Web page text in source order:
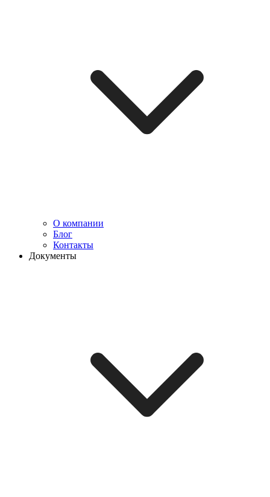
О компании
Блог
Контакты
Документы